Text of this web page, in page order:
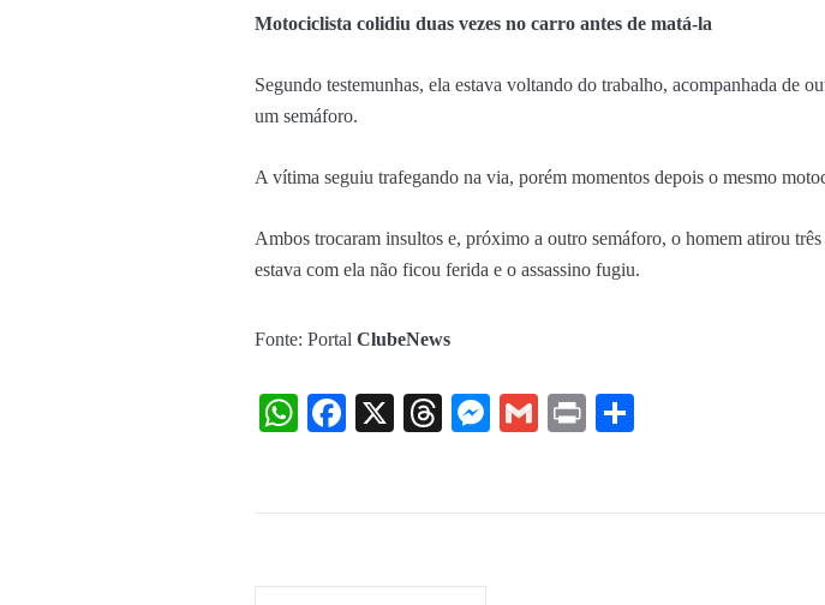
Motociclista colidiu duas vezes no carro antes de matá-la
Segundo testemunhas, ela estava voltando do trabalho, acompanhada de
um semáforo.
A vítima seguiu trafegando na via, porém momentos depois o mesmo
Ambos trocaram insultos e, próximo a outro semáforo, o homem atirou
estava com ela não ficou ferida e o assassino fugiu.
Fonte: Portal ClubeNews
WhatsApp
Facebook
X Threads
Messenger
Gmail
Print